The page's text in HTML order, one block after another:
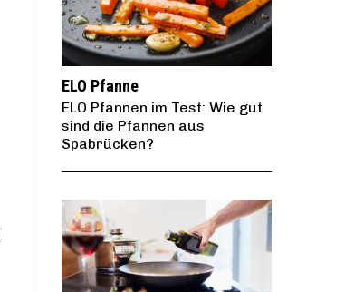
ELO Pfanne
ELO Pfannen im Test: Wie gut
sind die Pfannen aus
Spabrücken?